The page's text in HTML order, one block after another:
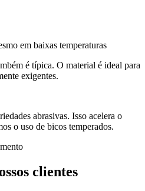
em baixas temperaturas
é típica. O material é ideal para
exigentes.
abrasivas. Isso acelera o
o uso de bicos temperados.
clientes